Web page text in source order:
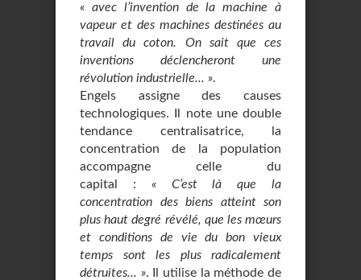
« avec l’invention de la machine à
vapeur et des machines destinées au
travail du coton. On sait que ces
inventions déclencheront une
révolution industrielle... ».
Engels assigne des causes
technologiques. Il note une double
tendance centralisatrice, la
concentration de la population
accompagne celle du
capital : « C’est là que la
concentration des biens atteint son
plus haut degré révélé, que les mœurs
et conditions de vie du bon vieux
temps sont les plus radicalement
détruites... ». Il utilise la méthode de